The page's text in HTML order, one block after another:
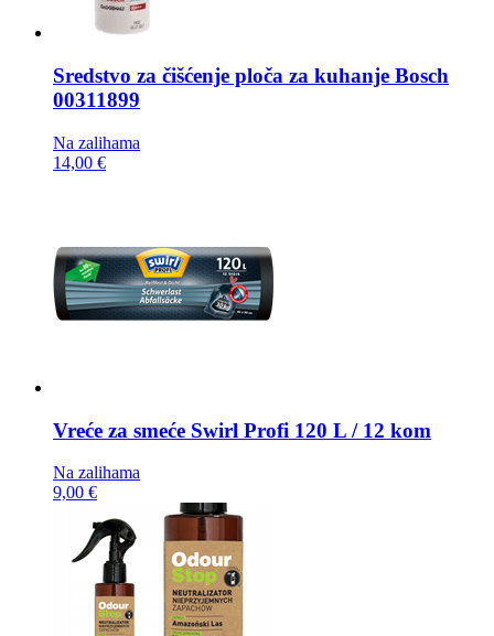
Sredstvo za čišćenje ploča za kuhanje Bosch
00311899
Na zalihama
14,00 €
Vreće za smeće Swirl Profi 120 L / 12 kom
Na zalihama
9,00 €